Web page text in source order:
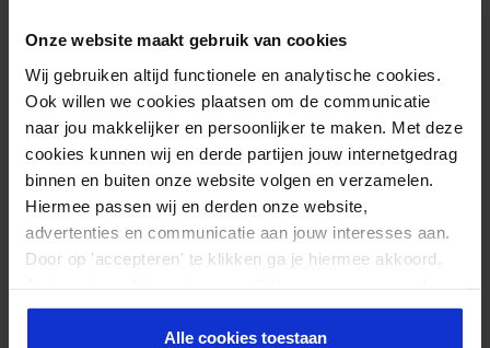
Onze website maakt gebruik van cookies
Wij gebruiken altijd functionele en analytische cookies.
Ook willen we cookies plaatsen om de communicatie
naar jou makkelijker en persoonlijker te maken. Met deze
cookies kunnen wij en derde partijen jouw internetgedrag
binnen en buiten onze website volgen en verzamelen.
Hiermee passen wij en derden onze website,
advertenties en communicatie aan jouw interesses aan.
Door op 'accepteren' te klikken ga je hiermee akkoord.
er meer over in onsprivacy beleid.
Alle cookies toestaan
INGREDIËNTEN
4 kipfilets
1/2 courgette, over lang gesneden en in halve maantjes
gesneden
3 middelgrote tomaten, door midden gesneden en in halve
maantjes
1/2 rode ui, dun gesneden